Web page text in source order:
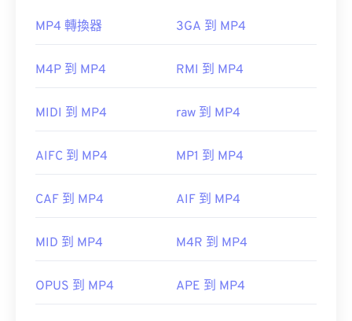
種檔案格式在大多數作業系統上都可以輕鬆打開，包
Timed Text新增字幕。它不支援互動式選單，但相
AutoGK
由以下機構開發：
第三代合作夥伴計畫 (3GPP)
實用連結：
MP4 檔案會在作業系統的預設視訊播放器中開啟。
Windows Player 中開
在某些裝置上，尤其是行動裝置上，開啟這種檔案類
料（音訊或視訊編解碼器）與裝置的作業系統不相
VLC 媒體播放器
MP4 轉換器 3GA 到 MP4
M4P 到 MP4 RMI 到 MP4
MIDI 到 MP4 raw 到 MP4
AIFC 到 MP4 MP1 到 MP4
CAF 到 MP4 AIF 到 MP4
MID 到 MP4 M4R 到 MP4
OPUS 到 MP4 APE 到 MP4